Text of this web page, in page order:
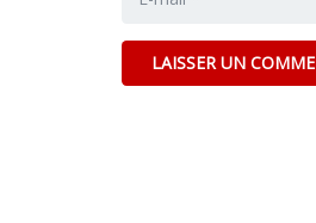
LAISSER UN